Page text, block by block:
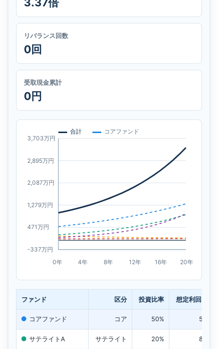
3.37倍
リバランス回数
0回
受取現金累計
0円
ファンド 区分 投資比率 想定利回り
コアファンド コア 50% 5%
サテライトA サテライト 20% 8%